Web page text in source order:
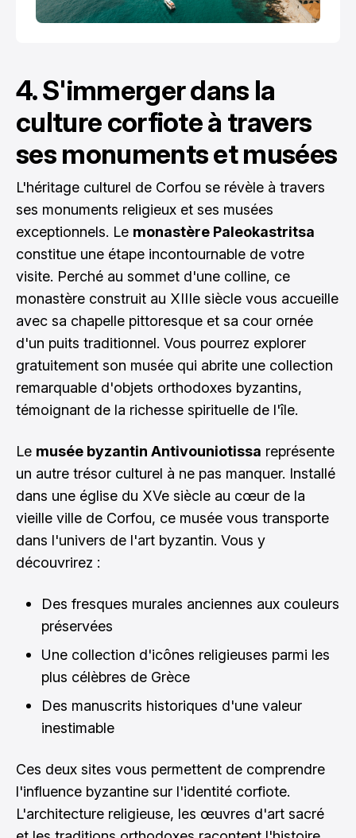
4. S'immerger dans la
culture corfiote à travers
ses monuments et musées
L'héritage culturel de Corfou se révèle à travers
ses monuments religieux et ses musées
exceptionnels. Le monastère Paleokastritsa
constitue une étape incontournable de votre
visite. Perché au sommet d'une colline, ce
monastère construit au XIIIe siècle vous accueille
avec sa chapelle pittoresque et sa cour ornée
d'un puits traditionnel. Vous pourrez explorer
gratuitement son musée qui abrite une collection
remarquable d'objets orthodoxes byzantins,
témoignant de la richesse spirituelle de l'île.
Le musée byzantin Antivouniotissa représente
un autre trésor culturel à ne pas manquer. Installé
dans une église du XVe siècle au cœur de la
vieille ville de Corfou, ce musée vous transporte
dans l'univers de l'art byzantin. Vous y
découvrirez :
Des fresques murales anciennes aux couleurs
préservées
Une collection d'icônes religieuses parmi les
plus célèbres de Grèce
Des manuscrits historiques d'une valeur
inestimable
Ces deux sites vous permettent de comprendre
l'influence byzantine sur l'identité corfiote.
L'architecture religieuse, les œuvres d'art sacré